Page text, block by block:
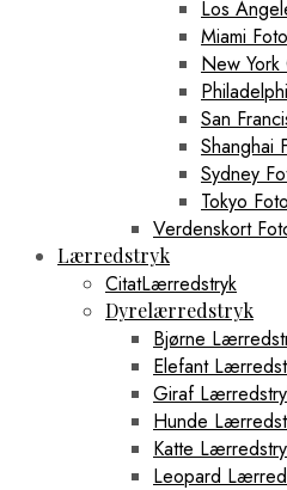
Los
Miami
New
San
Shanghai
Sydney
Tokyo
Verdenskort
Lærredstryk
CitatLærredstryk
Dyrelærredstryk
Bjørne
Elefant
Giraf
Hunde
Katte
Leopard